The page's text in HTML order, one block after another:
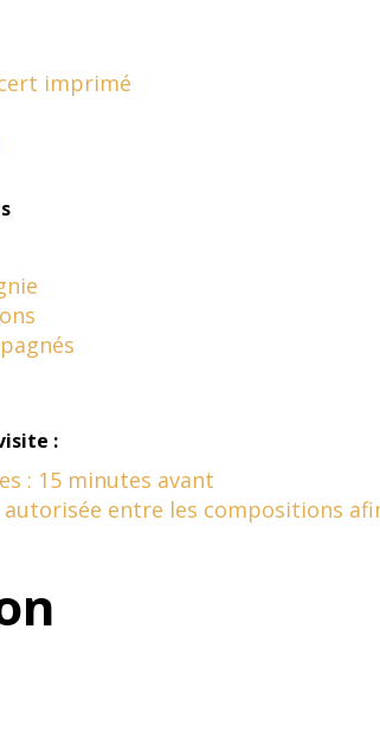
imprimé
:
: 15 minutes avant
autorisée entre les compositions